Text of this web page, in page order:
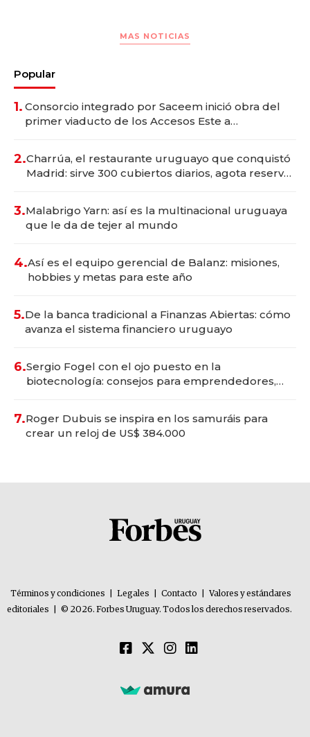
MAS NOTICIAS
Popular
1. Consorcio integrado por Saceem inició obra del
primer viaducto de los Accesos Este a
2.Charrúa, el restaurante uruguayo que conquistó
Madrid: sirve 300 cubiertos diarios, agota reservas
3.Malabrigo Yarn: así es la multinacional uruguaya
que le da de tejer al mundo
4.Así es el equipo gerencial de Balanz: misiones,
hobbies y metas para este año
5.De la banca tradicional a Finanzas Abiertas: cómo
avanza el sistema financiero uruguayo
6.Sergio Fogel con el ojo puesto en la
biotecnología: consejos para emprendedores,
7.Roger Dubuis se inspira en los samuráis para
crear un reloj de US$ 384.000
Términos y condiciones Legales Contacto
Valores y estándares
editoriales
© 2026. Forbes Uruguay. Todos los derechos reservados.